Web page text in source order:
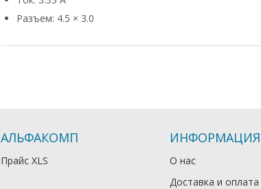
Разъем: 4.5 × 3.0
АЛЬФАКОМП
Прайс XLS
ИНФОРМАЦИЯ
О нас
Доставка и оплата